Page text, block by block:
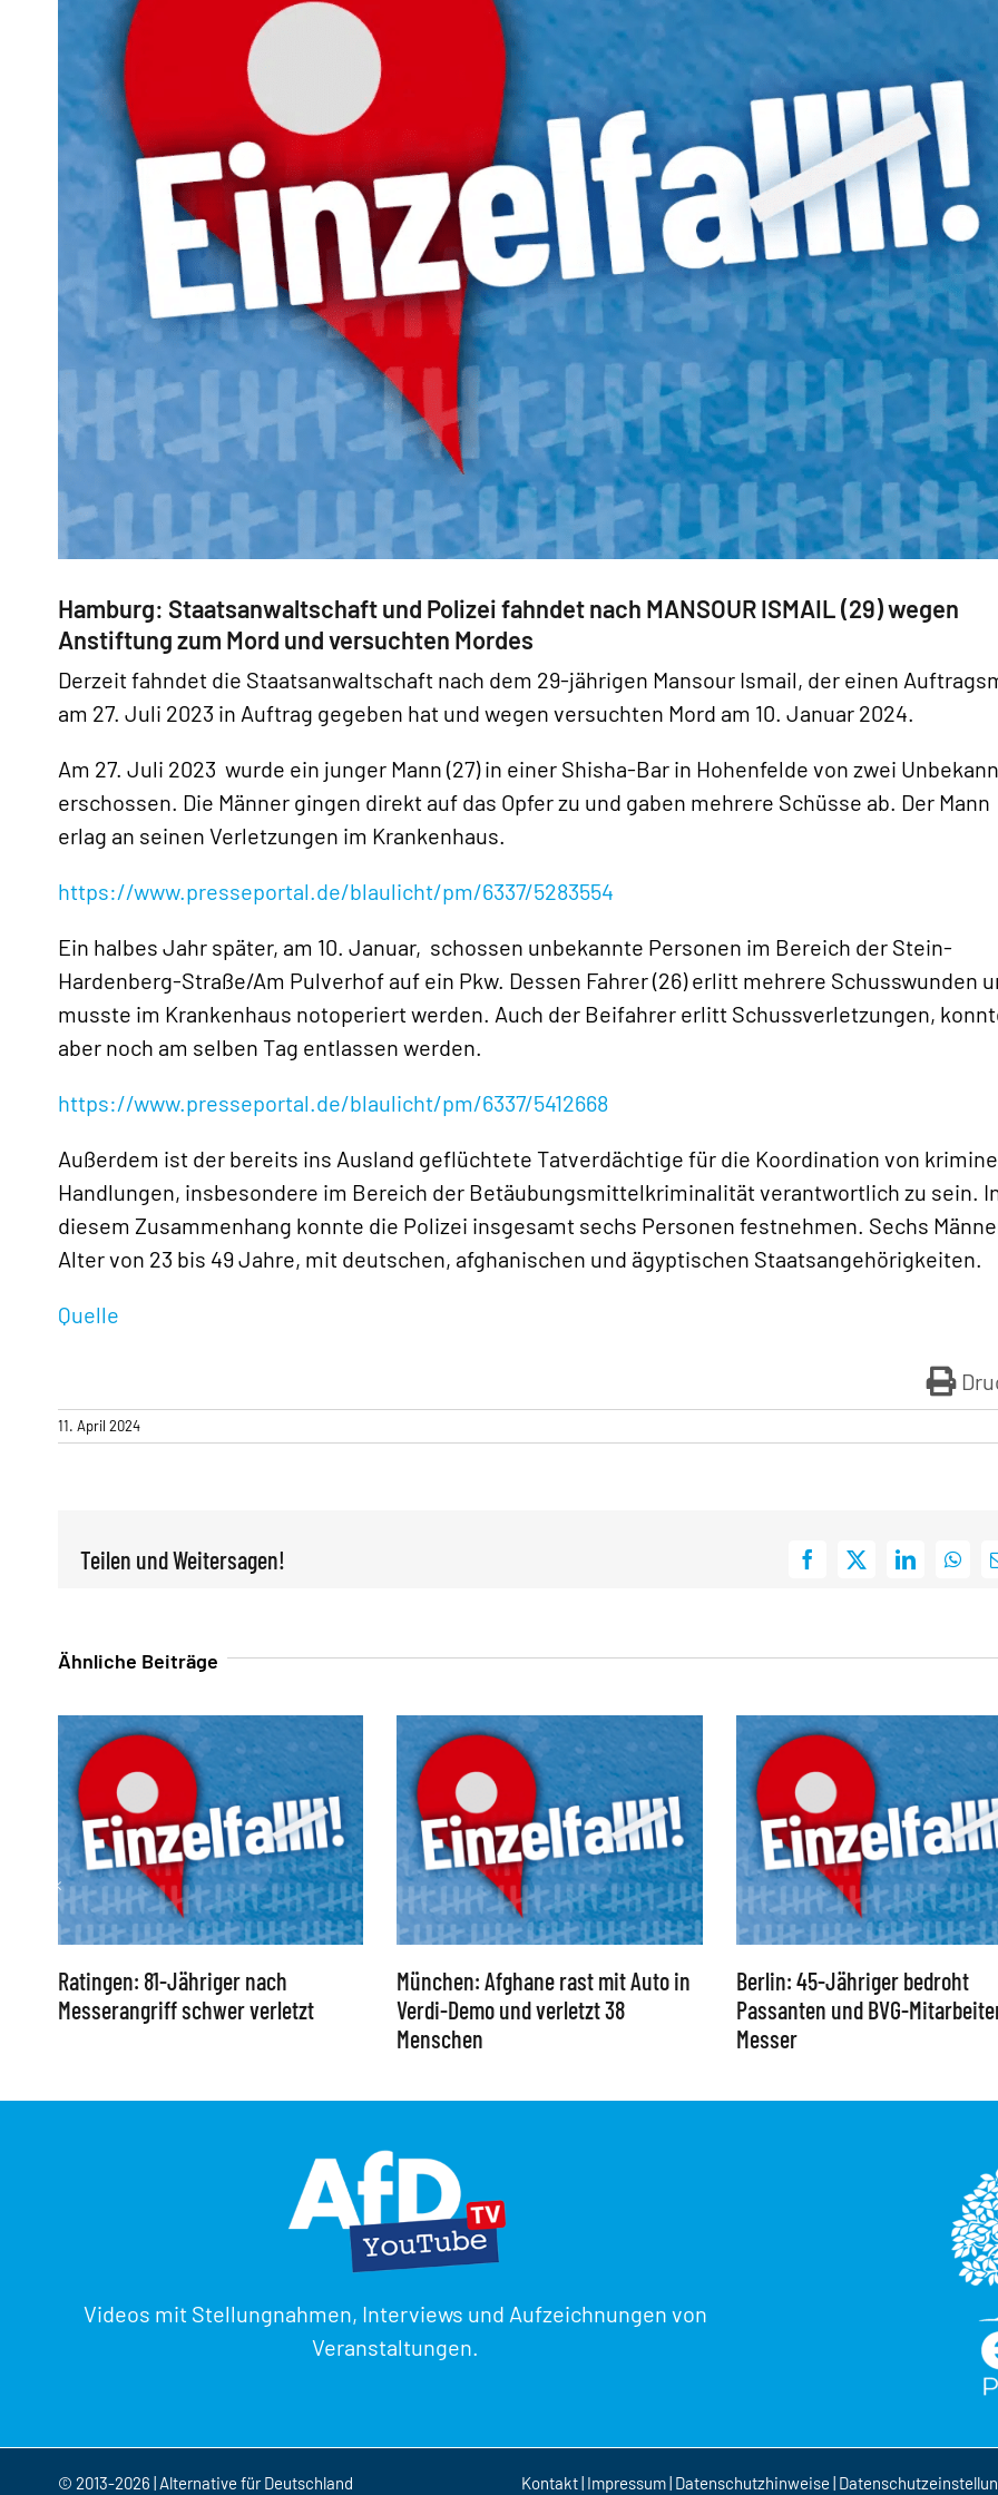
«
Hamburg: Staatsanwaltschaft und Polizei fahndet nach MANSOUR ISMAIL (29) wegen
Anstiftung zum Mord und versuchten Mordes
Derzeit fahndet die Staatsanwaltschaft nach dem 29-jährigen Mansour Ismail, der einen
am 27. Juli 2023 in Auftrag gegeben hat und wegen versuchten Mord am 10. Januar 2024.
Am 27. Juli 2023 wurde ein junger Mann (27) in einer Shisha-Bar in Hohenfelde von zwei
erschossen. Die Männer gingen direkt auf das Opfer zu und gaben mehrere Schüsse ab. Der Mann
erlag an seinen Verletzungen im Krankenhaus.
https://www.presseportal.de/blaulicht/pm/6337/5283554
Ein halbes Jahr später, am 10. Januar, schossen unbekannte Personen im Bereich der Stein-
Hardenberg-Straße/Am Pulverhof auf ein Pkw. Dessen Fahrer (26) erlitt mehrere Schusswunden
musste im Krankenhaus notoperiert werden. Auch der Beifahrer erlitt Schussverletzungen,
aber noch am selben Tag entlassen werden.
https://www.presseportal.de/blaulicht/pm/6337/5412668
Außerdem ist der bereits ins Ausland geflüchtete Tatverdächtige für die Koordination von
Handlungen, insbesondere im Bereich der Betäubungsmittelkriminalität verantwortlich zu sein.
diesem Zusammenhang konnte die Polizei insgesamt sechs Personen festnehmen. Sechs
Alter von 23 bis 49 Jahre, mit deutschen, afghanischen und ägyptischen Staatsangehörigkeiten.
Quelle
11. April 2024
Teilen und Weitersagen! Facebook
X LinkedIn
Ähnliche Beiträge
Ratingen: 81-Jähriger nach
Messerangriff schwer verletzt
München: Afghane rast mit Auto in
Verdi-Demo und verletzt 38
Menschen
Berlin: 45-Jähriger bedroht
Passanten und BVG-
Messer
Videos mit Stellungnahmen, Interviews und Aufzeichnungen von
Veranstaltungen.
© 2013-2026 | Alternative für Deutschland Kontakt| Impressum| Datenschutzhinweise |